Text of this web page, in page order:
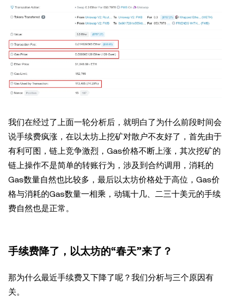
我们在经过了上面一轮分析后，就明白了为什么前段时间会
说手续费疯涨，在以太坊上挖矿对散户不友好了，首先由于
有利可图，链上竞争激烈，Gas价格不断上涨，其次挖矿的
链上操作不是简单的转账行为，涉及到合约调用，消耗的
Gas数量自然也比较多，最后以太坊价格处于高位，Gas价
格与消耗的Gas数量一相乘，动辄十几、二三十美元的手续
费自然也是正常。
手续费降了，以太坊的“春天”来了？
那为什么最近手续费又下降了呢？我们分析与三个原因有
关。